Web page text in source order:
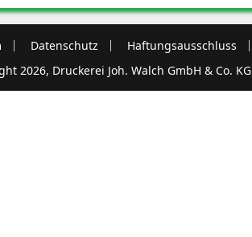
Datenschutz Haftungsausschluss
2026, Druckerei Joh. Walch GmbH & Co. KG